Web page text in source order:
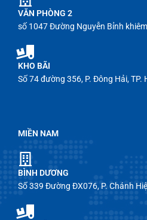
VĂN PHÒNG 2
số 1047 Đường Nguyễn Bỉnh
KHO BÃI
Số 74 đường 356, P. Đông Hải, TP.
MIỀN NAM
BÌNH DƯƠNG
Số 339 Đường ĐX076, P. Chánh